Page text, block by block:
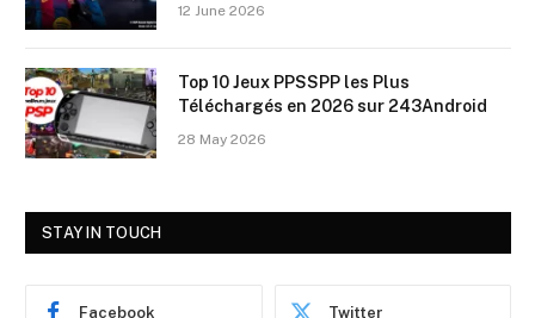
12 June 2026
Top 10 Jeux PPSSPP les Plus
Téléchargés en 2026 sur 243Android
28 May 2026
STAY IN TOUCH
Facebook Twitter